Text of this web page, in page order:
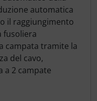
automatica
il raggiungimento
fusoliera
campata tramite la
del cavo,
a 2 campate